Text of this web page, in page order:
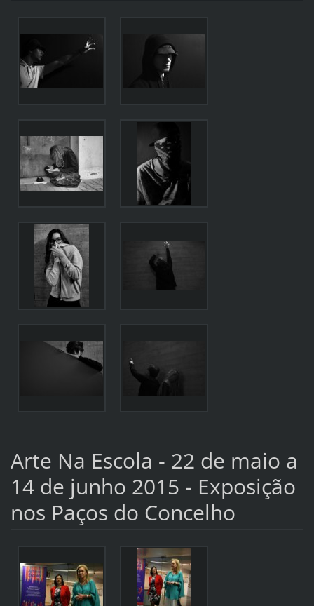
Arte Na Escola - 22 de maio a
14 de junho 2015 - Exposição
nos Paços do Concelho